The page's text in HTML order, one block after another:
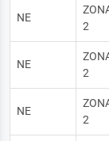
NE
2
NE
2
NE
2